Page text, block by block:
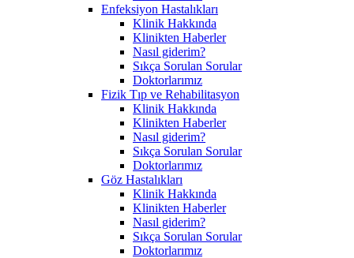
Enfeksiyon Hastalıkları
Klinik Hakkında
Klinikten Haberler
Nasıl giderim?
Sıkça Sorulan Sorular
Doktorlarımız
Fizik Tıp ve Rehabilitasyon
Klinik Hakkında
Klinikten Haberler
Nasıl giderim?
Sıkça Sorulan Sorular
Doktorlarımız
Göz Hastalıkları
Klinik Hakkında
Klinikten Haberler
Nasıl giderim?
Sıkça Sorulan Sorular
Doktorlarımız